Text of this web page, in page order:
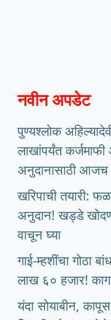
नवीन अपडेट
पुण्यश्लोक
लाखांपर्यंत
अनुदानासाठी आजच
खरिपाची तयारी:
अनुदान! खड्डे
वाचून घ्या
गाई-म्हशींचा गोठा
लाख ६० हजार!
यंदा सोयाबीन,